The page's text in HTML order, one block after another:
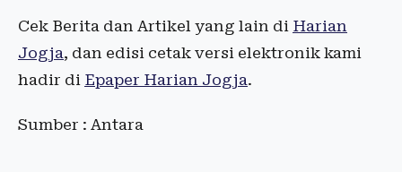
Cek Berita dan Artikel yang lain di Harian
Jogja, dan edisi cetak versi elektronik kami
hadir di Epaper Harian Jogja.
Sumber : Antara